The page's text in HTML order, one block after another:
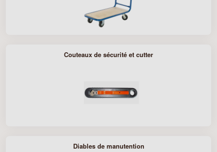
Couteaux de sécurité et cutter
Diables de manutention